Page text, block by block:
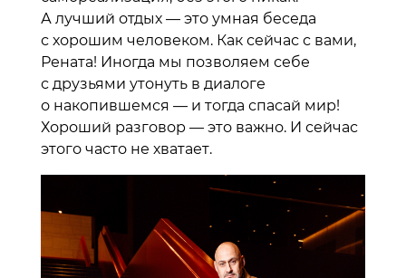
А лучший отдых — это умная беседа
с хорошим человеком. Как сейчас с вами,
Рената! Иногда мы позволяем себе
с друзьями утонуть в диалоге
о накопившемся — и тогда спасай мир!
Хороший разговор — это важно. И сейчас
этого часто не хватает.